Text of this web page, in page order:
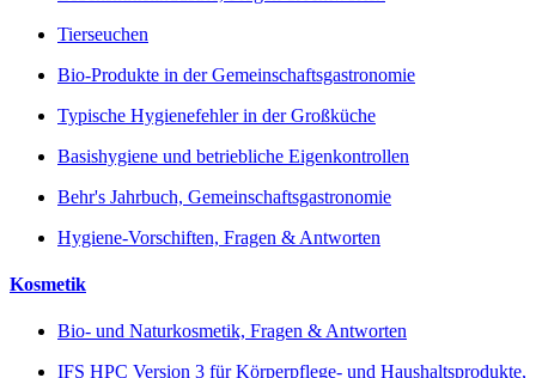
Tierseuchen
Bio-Produkte in der Gemeinschaftsgastronomie
Typische Hygienefehler in der Großküche
Basishygiene und betriebliche Eigenkontrollen
Behr's Jahrbuch, Gemeinschaftsgastronomie
Hygiene-Vorschiften, Fragen & Antworten
Kosmetik
Bio- und Naturkosmetik, Fragen & Antworten
IFS HPC Version 3 für Körperpflege- und Haushaltsprodukte,